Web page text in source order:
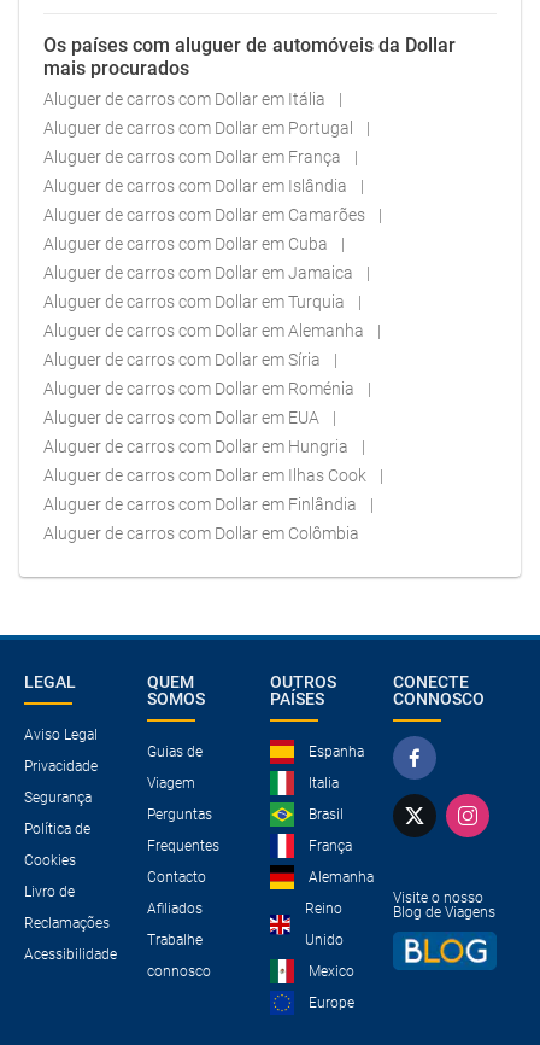
Os países com aluguer de automóveis da Dollar
mais procurados
Aluguer de carros com Dollar em Itália
Aluguer de carros com Dollar em Portugal
Aluguer de carros com Dollar em França
Aluguer de carros com Dollar em Islândia
Aluguer de carros com Dollar em Camarões
Aluguer de carros com Dollar em Cuba
Aluguer de carros com Dollar em Jamaica
Aluguer de carros com Dollar em Turquia
Aluguer de carros com Dollar em Alemanha
Aluguer de carros com Dollar em Síria
Aluguer de carros com Dollar em Roménia
Aluguer de carros com Dollar em EUA
Aluguer de carros com Dollar em Hungria
Aluguer de carros com Dollar em Ilhas Cook
Aluguer de carros com Dollar em Finlândia
Aluguer de carros com Dollar em Colômbia
LEGAL
Aviso Legal
Privacidade
Segurança
Política de
Cookies
Livro de
Reclamações
Acessibilidade
QUEM
SOMOS
Guias de
Viagem
Perguntas
Frequentes
Contacto
Afiliados
Trabalhe
connosco
OUTROS
PAÍSES
Espanha
Italia
Brasil
França
Alemanha
Reino
Unido
Mexico
Europe
CONECTE
CONNOSCO
Visite o nosso
Blog de Viagens